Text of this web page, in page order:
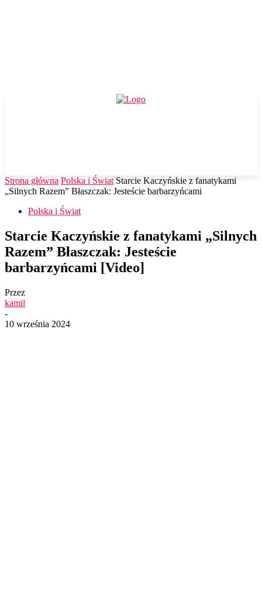
Strona główna Polska i Świat Starcie Kaczyńskie z fanatykami
„Silnych Razem” Błaszczak: Jesteście barbarzyńcami
Polska i Świat
Starcie Kaczyńskie z fanatykami „Silnych
Razem” Błaszczak: Jesteście
barbarzyńcami [Video]
Przez
kamil
-
10 września 2024